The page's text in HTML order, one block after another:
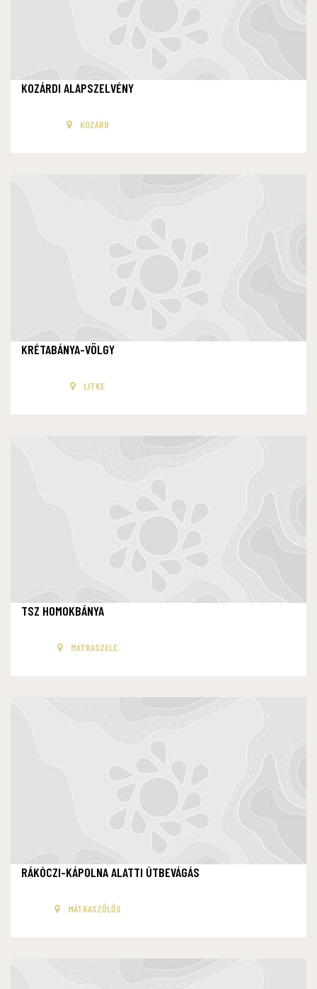
KOZÁRDI ALAPSZELVÉNY
KOZÁRD
KRÉTABÁNYA-VÖLGY
LITKE
TSZ HOMOKBÁNYA
MÁTRASZELE
RÁKÓCZI-KÁPOLNA ALATTI ÚTBEVÁGÁS
MÁTRASZŐLŐS